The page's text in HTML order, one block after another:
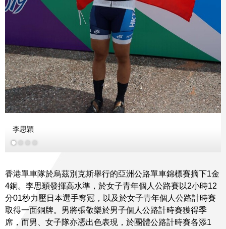
李思穎
更多
香港單車隊於烏茲別克斯舉行的亞洲公路單車錦標賽摘下1金
4銅。李思穎發揮高水準，於女子青年個人公路賽以2小時12
分01秒力壓日本選手奪冠，以及於女子青年個人公路計時賽
取得一面銅牌。男將張敬樂於男子個人公路計時賽獲得季
席，而男、女子隊亦憑出色表現，於團體公路計時賽各添1